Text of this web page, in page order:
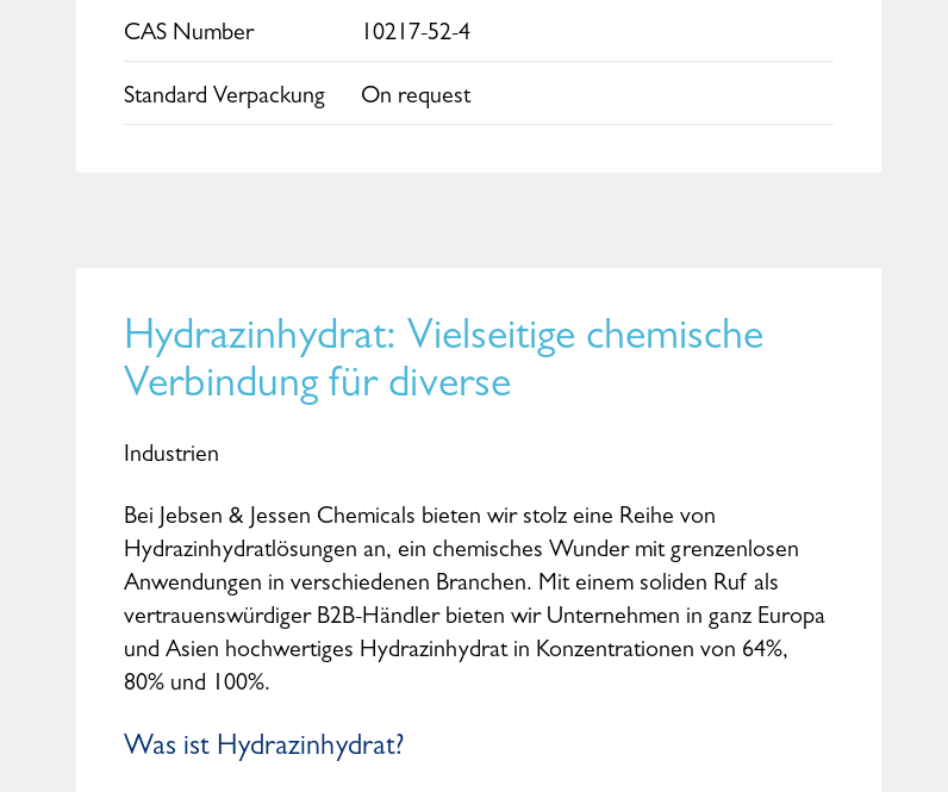
CAS Number 10217-52-4
Standard Verpackung On request
Hydrazinhydrat: Vielseitige chemische
Verbindung für diverse
Industrien
Bei Jebsen & Jessen Chemicals bieten wir stolz eine Reihe von
Hydrazinhydratlösungen an, ein chemisches Wunder mit grenzenlosen
Anwendungen in verschiedenen Branchen. Mit einem soliden Ruf als
vertrauenswürdiger B2B-Händler bieten wir Unternehmen in ganz Europa
und Asien hochwertiges Hydrazinhydrat in Konzentrationen von 64%,
80% und 100%.
Was ist Hydrazinhydrat?
Worldwide